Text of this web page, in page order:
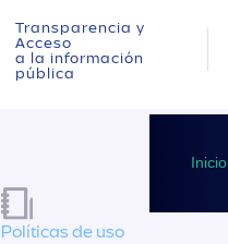
Transparencia y
Acceso
a la información
pública
Inicio
Políticas de uso